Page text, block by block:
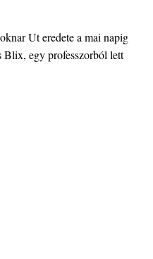
Ut eredete a mai napig
Blix, egy professzorból lett